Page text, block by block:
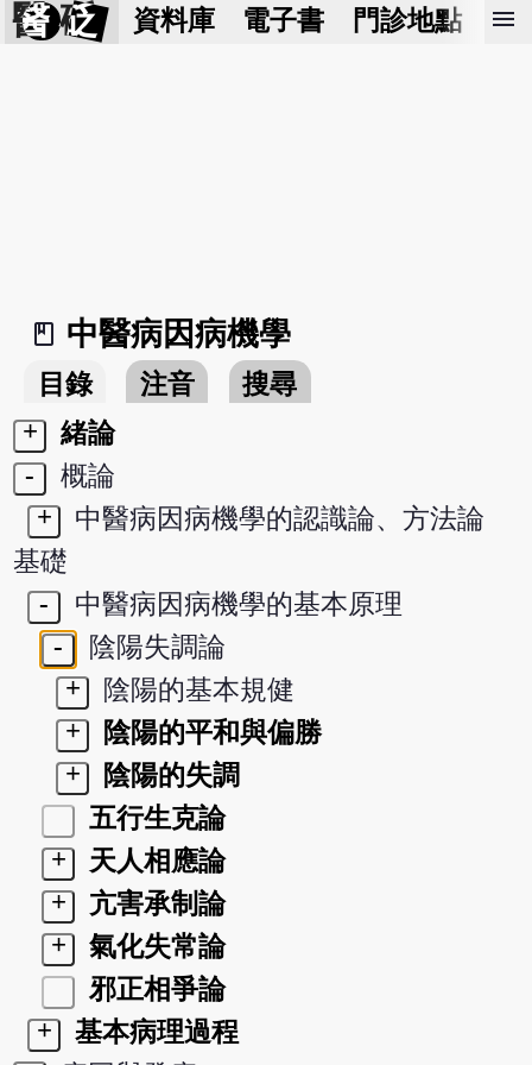
醫 砭 資料庫 電子書 門診地點 預
menu
book_2
中醫病因病機學
目錄 注音
搜尋
+
緒論
-
概論
+
中醫病因病機學的認識論、方法論
基礎
-
中醫病因病機學的基本原理
-
陰陽失調論
+
陰陽的基本規健
+
陰陽的平和與偏勝
+
陰陽的失調
五行生克論
+
天人相應論
+
亢害承制論
+
氣化失常論
邪正相爭論
+
基本病理過程